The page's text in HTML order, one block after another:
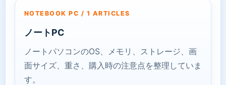
NOTEBOOK PC / 1 ARTICLES
ノートPC
ノートパソコンのOS、メモリ、ストレージ、画
面サイズ、重さ、購入時の注意点を整理していま
す。